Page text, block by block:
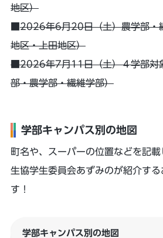
地区）
2026年6月20日（土）農学部・
地区・上田地区）
■2026年7月11日（土）４学部対
部・農学部・繊維学部）
学部キャンパス別の地図
町名や、スーパーの位置などを記載
生協学生委員会あずみのが紹介す
す！
学部キャンパス別の地図